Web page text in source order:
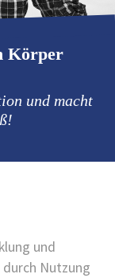
Körper
und macht
und
Nutzung